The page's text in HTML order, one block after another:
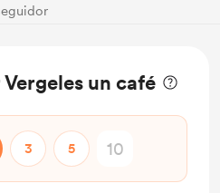
un café
3 5